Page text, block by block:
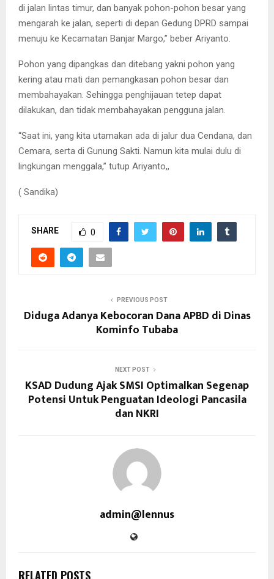
di jalan lintas timur, dan banyak pohon-pohon besar yang
mengarah ke jalan, seperti di depan Gedung DPRD sampai
menuju ke Kecamatan Banjar Margo,” beber Ariyanto.
Pohon yang dipangkas dan ditebang yakni pohon yang
kering atau mati dan pemangkasan pohon besar dan
membahayakan. Sehingga penghijauan tetep dapat
dilakukan, dan tidak membahayakan pengguna jalan.
“Saat ini, yang kita utamakan ada di jalur dua Cendana, dan
Cemara, serta di Gunung Sakti. Namun kita mulai dulu di
lingkungan menggala,” tutup Ariyanto,,
( Sandika)
SHARE 0
PREVIOUS POST
Diduga Adanya Kebocoran Dana APBD di Dinas
Kominfo Tubaba
NEXT POST
KSAD Dudung Ajak SMSI Optimalkan Segenap
Potensi Untuk Penguatan Ideologi Pancasila
dan NKRI
admin@lennus
RELATED POSTS